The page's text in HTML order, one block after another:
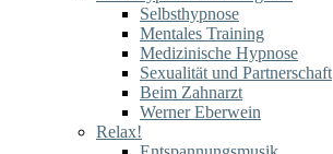
Selbsthypnose
Mentales Training
Medizinische Hypnose
Sexualität und Partnerschaft
Beim Zahnarzt
Werner Eberwein
Relax!